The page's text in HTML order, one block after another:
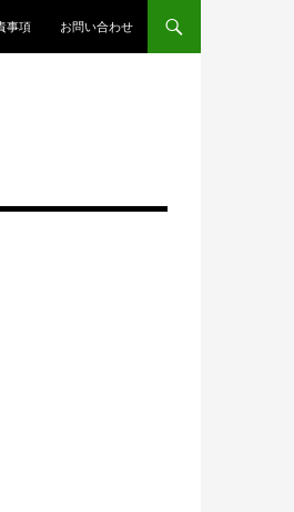
事項 お問い合わせ